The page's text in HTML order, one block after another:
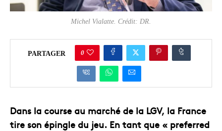
Michel Vialatte. Crédit: DR.
PARTAGER 0
Dans la course au marché de la LGV, la France
tire son épingle du jeu. En tant que « preferred